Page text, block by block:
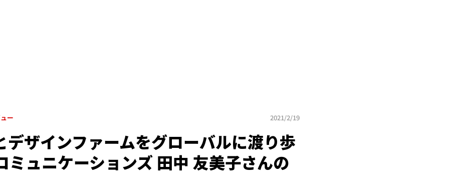
ー 2021/2/19
デザインファームをグローバルに渡り歩
ミュニケーションズ 田中 友美子さんの